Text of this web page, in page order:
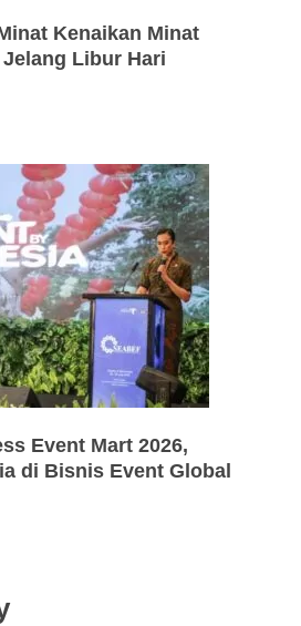
Kenaikan Minat
Libur Hari
Event Mart 2026,
di Bisnis Event Global